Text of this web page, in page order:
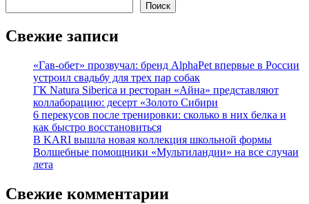
Поиск
Свежие записи
«Гав-обет» прозвучал: бренд AlphaPet впервые в России
устроил свадьбу для трех пар собак
ГК Natura Siberica и ресторан «Айна» представляют
коллаборацию: десерт «Золото Сибири
6 перекусов после тренировки: сколько в них белка и
как быстро восстановиться
В KARI вышла новая коллекция школьной формы
Волшебные помощники «Мультиландии» на все случаи
лета
Свежие комментарии